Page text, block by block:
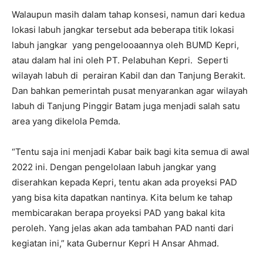
Walaupun masih dalam tahap konsesi, namun dari kedua
lokasi labuh jangkar tersebut ada beberapa titik lokasi
labuh jangkar yang pengelooaannya oleh BUMD Kepri,
atau dalam hal ini oleh PT. Pelabuhan Kepri. Seperti
wilayah labuh di perairan Kabil dan dan Tanjung Berakit.
Dan bahkan pemerintah pusat menyarankan agar wilayah
labuh di Tanjung Pinggir Batam juga menjadi salah satu
area yang dikelola Pemda.
“Tentu saja ini menjadi Kabar baik bagi kita semua di awal
2022 ini. Dengan pengelolaan labuh jangkar yang
diserahkan kepada Kepri, tentu akan ada proyeksi PAD
yang bisa kita dapatkan nantinya. Kita belum ke tahap
membicarakan berapa proyeksi PAD yang bakal kita
peroleh. Yang jelas akan ada tambahan PAD nanti dari
kegiatan ini,” kata Gubernur Kepri H Ansar Ahmad.